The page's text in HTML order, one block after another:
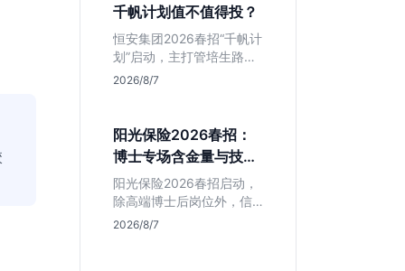
千帆计划值不值得投？
恒安集团2026春招“千帆计
划”启动，主打管培生路
线。本文解析老牌快消巨
限，帮你判断是否值得投
递。
2026/8/7
阳光保险2026春招：
博士专场含金量与技术
岗捡漏指南
阳光保险2026春招启动，
除高端博士后岗位外，信
息技术部释放大量Java、
2026/8/7